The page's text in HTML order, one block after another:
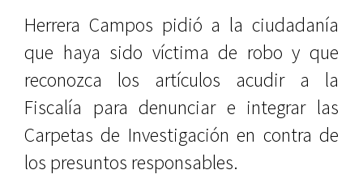
Herrera Campos pidió a la ciudadanía
que haya sido víctima de robo y que
reconozca los artículos acudir a la
Fiscalía para denunciar e integrar las
Carpetas de Investigación en contra de
los presuntos responsables.